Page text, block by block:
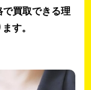
買取できる理
す。